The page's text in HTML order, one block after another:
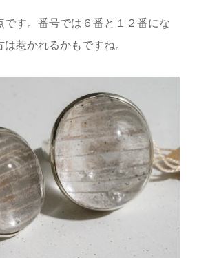
です。番号では６番と１２番にな
惹かれるかもですね。